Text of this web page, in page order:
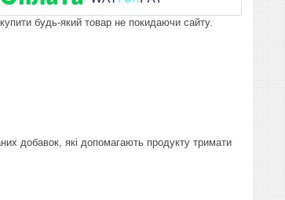
будь-який товар не покидаючи сайту.
добавок, які допомагають продукту тримати